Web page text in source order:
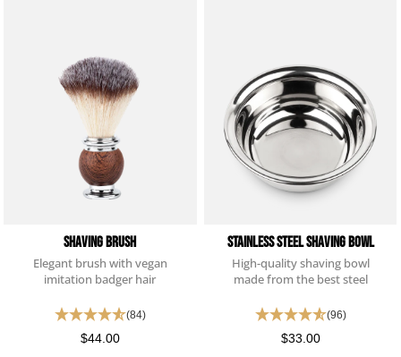
Carsten
Verifizierter Kunde
Schnelle Abwicklung und gewohnt pünktliche
Zustellung.
Verifizierter Kunde
6.8.2026
Andreas
Shaving Brush
Elegant brush with vegan
imitation badger hair
(84)
$44.00
Stainless Steel Shaving Bowl
High-quality shaving bowl
made from the best steel
(96)
$33.00